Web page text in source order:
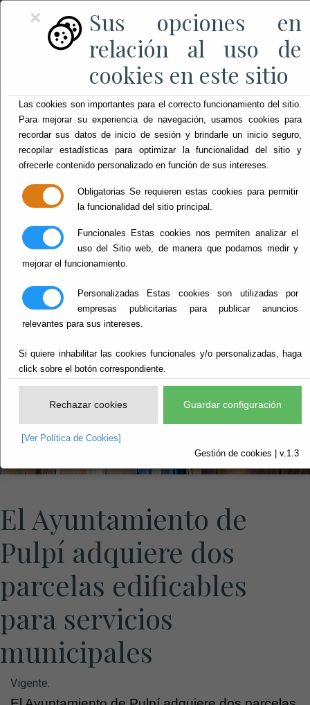
×
Sus opciones en
relación al uso de
cookies en este sitio
Las cookies son importantes para el correcto funcionamiento del sitio.
Para mejorar su experiencia de navegación, usamos cookies para
recordar sus datos de inicio de sesión y brindarle un inicio seguro,
recopilar estadísticas para optimizar la funcionalidad del sitio y
ofrecerle contenido personalizado en función de sus intereses.
Obligatorias Se requieren estas cookies para permitir
la funcionalidad del sitio principal.
Funcionales Estas cookies nos permiten analizar el
uso del Sitio web, de manera que podamos medir y
mejorar el funcionamiento.
Personalizadas Estas cookies son utilizadas por
empresas publicitarias para publicar anuncios
relevantes para sus intereses.
Si quiere inhabilitar las cookies funcionales y/o personalizadas, haga
click sobre el botón correspondiente.
Rechazar cookies Guardar configuración
[Ver Política de Cookies]
Gestión de cookies | v.1.3
El Ayuntamiento de
Pulpí adquiere dos
parcelas edificables
para servicios
municipales
Vigente.